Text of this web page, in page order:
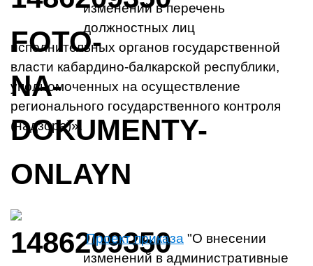
изменений в перечень
должностных лиц
исполнительных органов государственной
власти кабардино-балкарской республики,
уполномоченных на осуществление
регионального государственного контроля
(надзора)».
Проект приказа "О внесении
изменений в административные